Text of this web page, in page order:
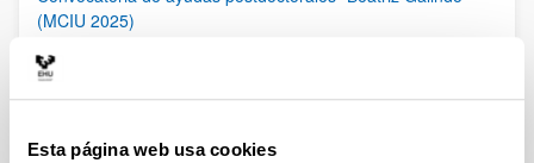
Esta página web usa cookies
(MCIU 2025)
presentación: 27/02/2026)
ayudas hasta el 27 de febrero de 2026, incluido. El plazo de